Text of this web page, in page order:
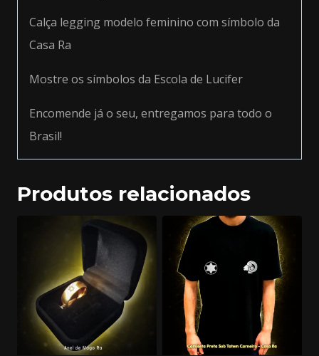
Calça legging modelo feminino com símbolo da
Casa Ra
Mostre os símbolos da Escola de Lucifer
Encomende já o seu, entregamos para todo o
Brasil!
Produtos relacionados